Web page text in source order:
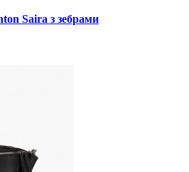
Saira з зебрами